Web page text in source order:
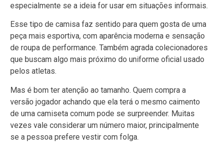
especialmente se a ideia for usar em situações informais.
Esse tipo de camisa faz sentido para quem gosta de uma
peça mais esportiva, com aparência moderna e sensação
de roupa de performance. Também agrada colecionadores
que buscam algo mais próximo do uniforme oficial usado
pelos atletas.
Mas é bom ter atenção ao tamanho. Quem compra a
versão jogador achando que ela terá o mesmo caimento
de uma camiseta comum pode se surpreender. Muitas
vezes vale considerar um número maior, principalmente
se a pessoa prefere vestir com folga.